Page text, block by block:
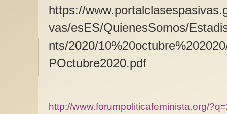
https://
vas/esES/QuienesSomos/
nts/2020/
POctubre2020.pdf
http://www.forumpoliticafeminista.org/